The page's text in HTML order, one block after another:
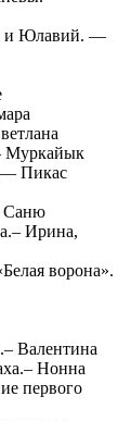
и Юлавий. —
Муркайык
— Пикас
Саню
Ирина,
ворона».
Валентина
Нонна
первого